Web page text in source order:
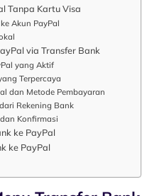
Tanpa Kartu Visa
Akun PayPal
via Transfer Bank
yang Aktif
Terpercaya
dan Metode Pembayaran
Rekening Bank
Konfirmasi
ke PayPal
ke PayPal